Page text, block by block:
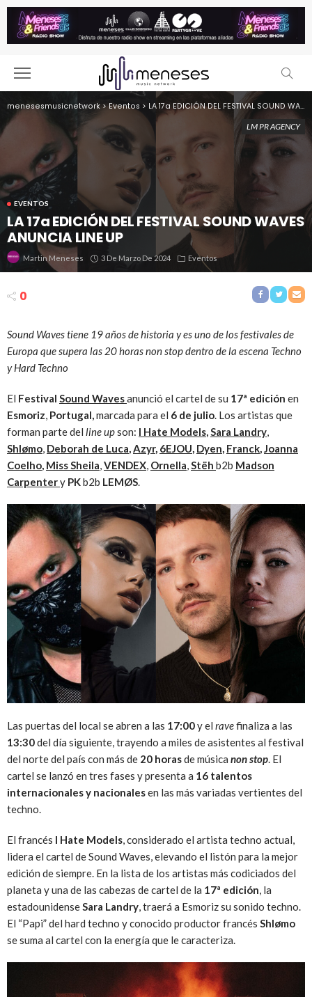
menesesmusicnetwork >Eventos > LA 17a EDICIÓN DEL FESTIVAL SOUND WAVES ANUNCIA LINE UP
EVENTOS
LA 17a EDICIÓN DEL FESTIVAL SOUND WAVES
ANUNCIA LINE UP
Martin Meneses 3 De Marzo De 2024 Eventos
LM PR AGENCY
0
Sound Waves tiene 19 años de historia y es uno de los festivales de
Europa que supera las 20 horas non stop dentro de la escena Techno
y Hard Techno
El Festival Sound Wavesanunció el cartel de su 17ª edición en
Esmoriz, Portugal,marcada para el 6 de julio. Los artistas que
forman parte del line upson: I Hate Models,Sara Landry,
Shlømo, Deborah de Luca,Azyr, 6EJOU, Dyen, Franck,Joanna
Coelho, MissSheila,VENDEX, Ornella,Stëh b2b Madson
Carpentery PKb2b LEMØS.
Las puertas del local se abren a las 17:00y el ravefinaliza a las
13:30del día siguiente, trayendo a miles de asistentes al festival
del norte del país con más de 20 horasde música non stop . El
cartel se lanzó en tres fases y presenta a 16 talentos
internacionales y nacionalesen las más variadas vertientes del
techno.
El francés I Hate Models , considerado el artista techno actual,
lidera el cartel de Sound Waves, elevando el listón para la mejor
edición de siempre. En la lista de los artistas más codiciados del
planeta y una de las cabezas de cartel de la 17ª edición , la
estadounidense Sara Landry , traerá a Esmoriz su sonido techno.
El “Papi” del hard techno y conocido productor francés Shlømo
se suma al cartel con la energía que le caracteriza.